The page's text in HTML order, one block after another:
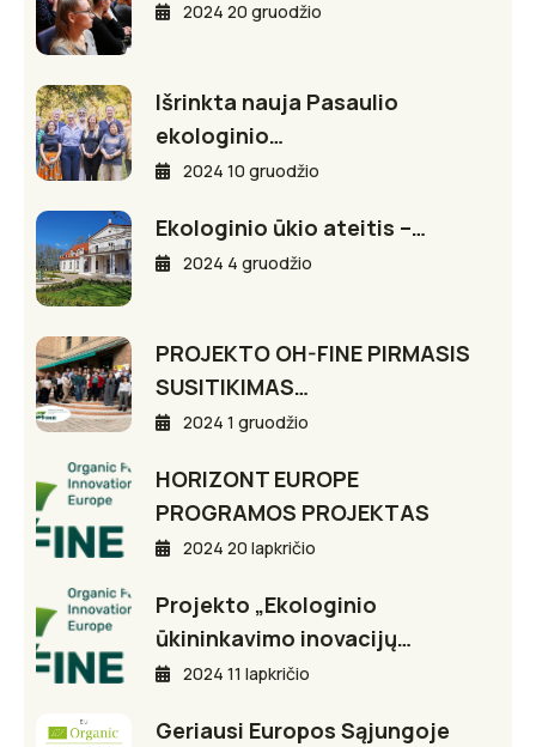
2024 20 gruodžio
Išrinkta nauja Pasaulio
ekologinio…
2024 10 gruodžio
Ekologinio ūkio ateitis –…
2024 4 gruodžio
PROJEKTO OH-FINE PIRMASIS
SUSITIKIMAS…
2024 1 gruodžio
HORIZONT EUROPE
PROGRAMOS PROJEKTAS
2024 20 lapkričio
Projekto „Ekologinio
ūkininkavimo inovacijų…
2024 11 lapkričio
Geriausi Europos Sąjungoje